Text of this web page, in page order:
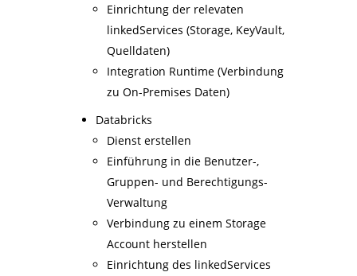
Einrichtung der relevaten
linkedServices (Storage, KeyVault,
Quelldaten)
Integration Runtime (Verbindung
zu On-Premises Daten)
Databricks
Dienst erstellen
Einführung in die Benutzer-,
Gruppen- und Berechtigungs-
Verwaltung
Verbindung zu einem Storage
Account herstellen
Einrichtung des linkedServices